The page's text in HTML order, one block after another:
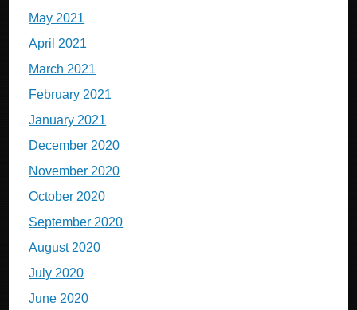
May 2021
April 2021
March 2021
February 2021
January 2021
December 2020
November 2020
October 2020
September 2020
August 2020
July 2020
June 2020